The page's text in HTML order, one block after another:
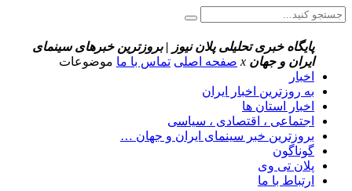
پایگاه خبری تحلیلی پلان نیوز | بروزترین خبرهای سینمای
ایران و جهان x صفحه اصلی تماس با ما موضوعات
اخبار
به روزترین اخبار ایران
اخبار استان ها
اجتماعی ، اقتصادی ، سیاسی
بروزترین خبر سینمای ایران و جهان …
گوناگون
پلان تی وی
ارتباط با ما